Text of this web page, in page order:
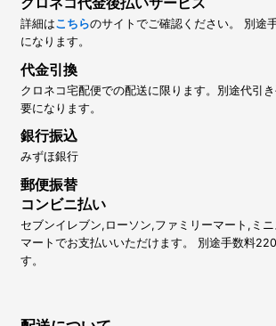
詳細はこちらのサイトでご確認ください。 別途
になります。
代金引換
クロネコ宅配便での配送に限ります。別途代引
要になります。
銀行振込
みずほ銀行
郵便振替
コンビニ払い
セブンイレブン,ローソン,ファミリーマート,ミ
マートでお支払いいただけます。 別途手数料
す。